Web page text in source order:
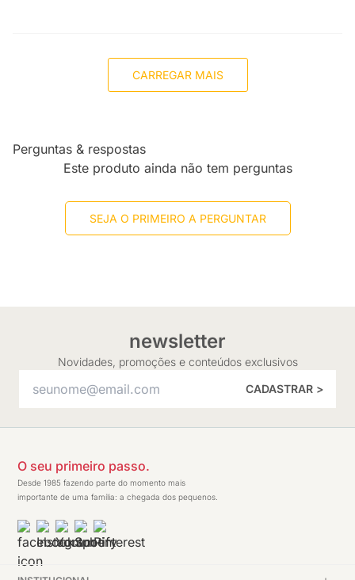
CARREGAR MAIS
Perguntas & respostas
Este produto ainda não tem perguntas
SEJA O PRIMEIRO A PERGUNTAR
newsletter
Novidades, promoções e conteúdos exclusivos
CADASTRAR >
O seu primeiro passo.
Desde 1985 fazendo parte do momento mais
importante de uma família: a chegada dos pequenos.